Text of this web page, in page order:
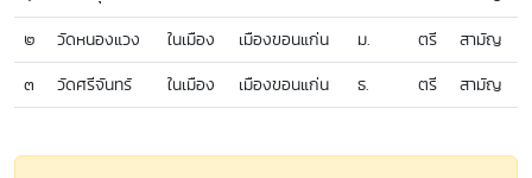
๒
วัดหนองแวง ในเมือง เมืองขอนแก่น ม. ตรี
สามัญ
๓
วัดศรีจันทร์ ในเมือง เมืองขอนแก่น ธ. ตรี สามัญ